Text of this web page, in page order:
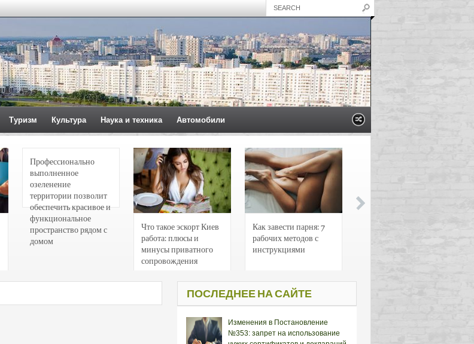
Туризм Культура Наука и техника Автомобили
Профессионально
выполненное
озеленение
территории позволит
обеспечить красивое и
функциональное
пространство рядом с
домом
Что такое эскорт Киев
работа: плюсы и
минусы приватного
сопровождения
Как завести парня: 7
рабочих методов с
инструкциями
ПОСЛЕДНЕЕ НА САЙТЕ
Изменения в Постановление
№353: запрет на использование